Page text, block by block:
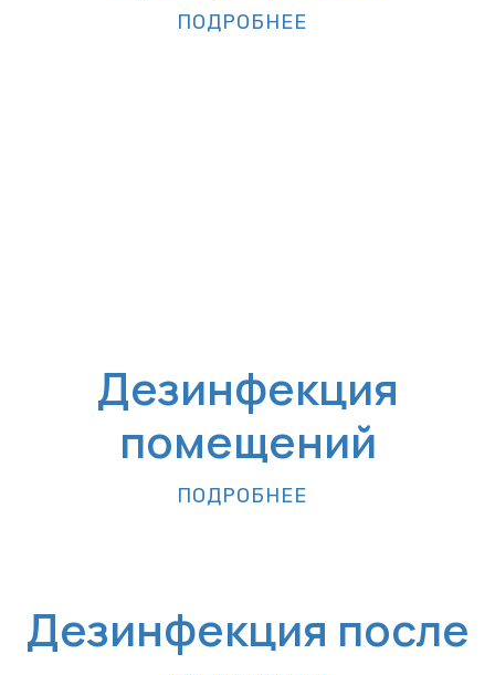
ПОДРОБНЕЕ
Дезинфекция
помещений
ПОДРОБНЕЕ
Дезинфекция после